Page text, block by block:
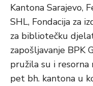
Kantona Sarajevo,
SHL, Fondacija za
za bibliotečku
zapošljavanje BPK
pružila su i resorna
pet bh. kantona u